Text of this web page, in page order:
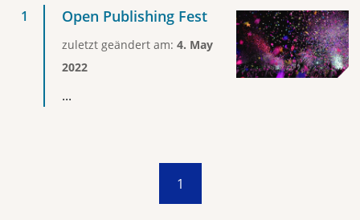
Open Publishing Fest
zuletzt geändert am: 4. May
2022
...
1